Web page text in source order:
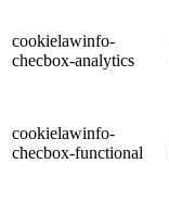
cookielawinfo-
checbox-analytics
cookielawinfo-
checbox-functional